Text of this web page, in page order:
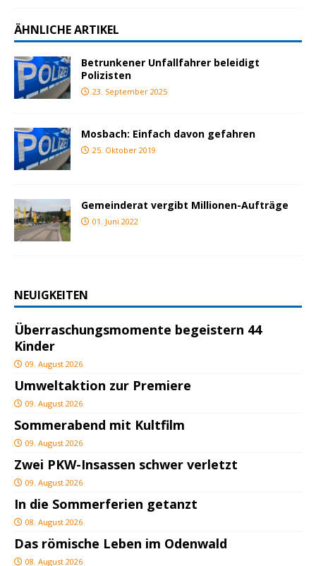
ÄHNLICHE ARTIKEL
Betrunkener Unfallfahrer beleidigt
Polizisten
23. September 2025
Mosbach: Einfach davon gefahren
25. Oktober 2019
Gemeinderat vergibt Millionen-Aufträge
01. Juni 2022
NEUIGKEITEN
Überraschungsmomente begeistern 44
Kinder
09. August 2026
Umweltaktion zur Premiere
09. August 2026
Sommerabend mit Kultfilm
09. August 2026
Zwei PKW-Insassen schwer verletzt
09. August 2026
In die Sommerferien getanzt
08. August 2026
Das römische Leben im Odenwald
08. August 2026